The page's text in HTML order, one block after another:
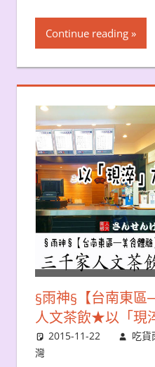
Continue reading
§雨神§【台南東
人文茶飲★以「現
2015-11-22 吃貨
灣